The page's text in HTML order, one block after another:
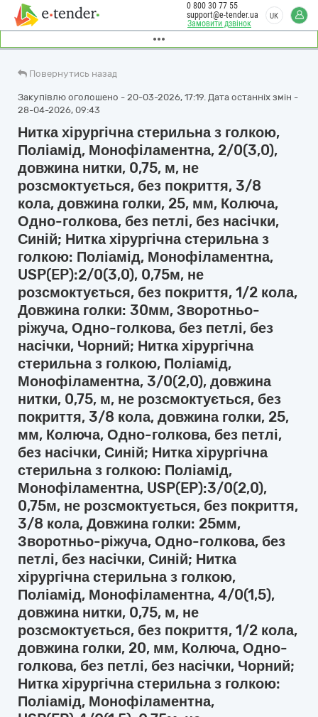
Замовити дзвінок
0 800 30 77 55
support@e-tender.ua
UK
Повернутись назад
Закупівлю оголошено - 20-03-2026, 17:19. Дата останніх змін -
28-04-2026, 09:43
Нитка хірургічна стерильна з голкою,
Поліамід, Монофіламентна, 2/0(3,0),
довжина нитки, 0,75, м, не
розсмоктується, без покриття, 3/8
кола, довжина голки, 25, мм, Колюча,
Одно-голкова, без петлі, без насічки,
Синій; Нитка хірургічна стерильна з
голкою: Поліамід, Монофіламентна,
USP(EP):2/0(3,0), 0,75м, не
розсмоктується, без покриття, 1/2 кола,
Довжина голки: 30мм, Зворотньо-
ріжуча, Одно-голкова, без петлі, без
насічки, Чорний; Нитка хірургічна
стерильна з голкою, Поліамід,
Монофіламентна, 3/0(2,0), довжина
нитки, 0,75, м, не розсмоктується, без
покриття, 3/8 кола, довжина голки, 25,
мм, Колюча, Одно-голкова, без петлі,
без насічки, Синій; Нитка хірургічна
стерильна з голкою: Поліамід,
Монофіламентна, USP(EP):3/0(2,0),
0,75м, не розсмоктується, без покриття,
3/8 кола, Довжина голки: 25мм,
Зворотньо-ріжуча, Одно-голкова, без
петлі, без насічки, Синій; Нитка
хірургічна стерильна з голкою,
Поліамід, Монофіламентна, 4/0(1,5),
довжина нитки, 0,75, м, не
розсмоктується, без покриття, 1/2 кола,
довжина голки, 20, мм, Колюча, Одно-
голкова, без петлі, без насічки, Чорний;
Нитка хірургічна стерильна з голкою:
Поліамід, Монофіламентна,